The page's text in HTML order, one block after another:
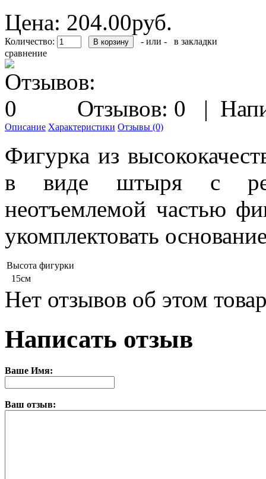
Цена: 204.00руб.
Количество: - или -
в закладки
сравнение
Отзывов: 0 |
Описание Характеристики Отзывы (0)
Фигурка из
в виде штыря с
неотъемлемой частью
укомплектовать
Высота фигурки
15см
Нет отзывов об этом
Написать отзыв
Ваше Имя:
Ваш отзыв: